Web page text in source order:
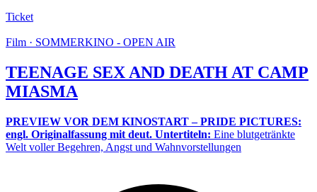
Ticket
Film · SOMMERKINO - OPEN AIR
TEENAGE SEX AND DEATH AT CAMP
MIASMA
PREVIEW VOR DEM KINOSTART – PRIDE PICTURES:
engl. Originalfassung mit deut. Untertiteln: Eine blutgetränkte
Welt voller Begehren, Angst und Wahnvorstellungen